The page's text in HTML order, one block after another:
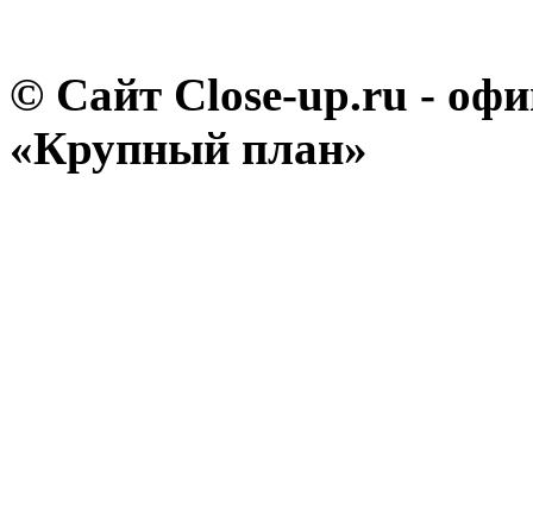
© Сайт Close-up.ru -
«Крупный план»